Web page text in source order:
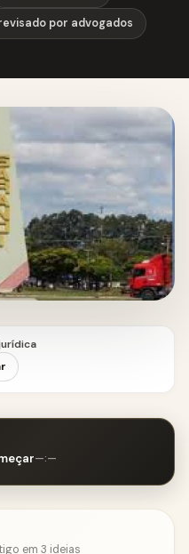
por advogados
—:—
em 3 ideias